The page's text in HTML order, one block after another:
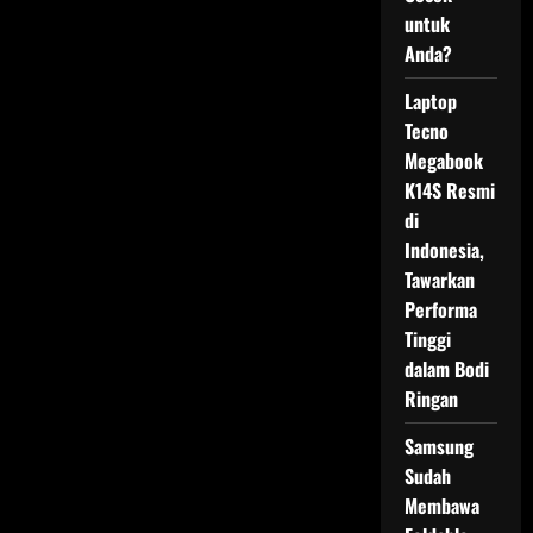
untuk
Anda?
Laptop
Tecno
Megabook
K14S Resmi
di
Indonesia,
Tawarkan
Performa
Tinggi
dalam Bodi
Ringan
Samsung
Sudah
Membawa